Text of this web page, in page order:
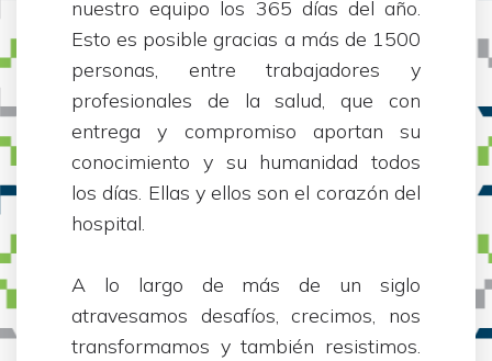
nuestro equipo los 365 días del año.
Esto es posible gracias a más de 1500
personas, entre trabajadores y
profesionales de la salud, que con
entrega y compromiso aportan su
conocimiento y su humanidad todos
los días. Ellas y ellos son el corazón del
hospital.
A lo largo de más de un siglo
atravesamos desafíos, crecimos, nos
transformamos y también resistimos.